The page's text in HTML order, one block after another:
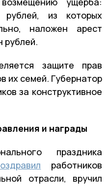
из которых
наложен арест
рублей.
защите прав
их семей. Губернатор
за конструктивное
и награды
праздника
работников
отрасли, вручил